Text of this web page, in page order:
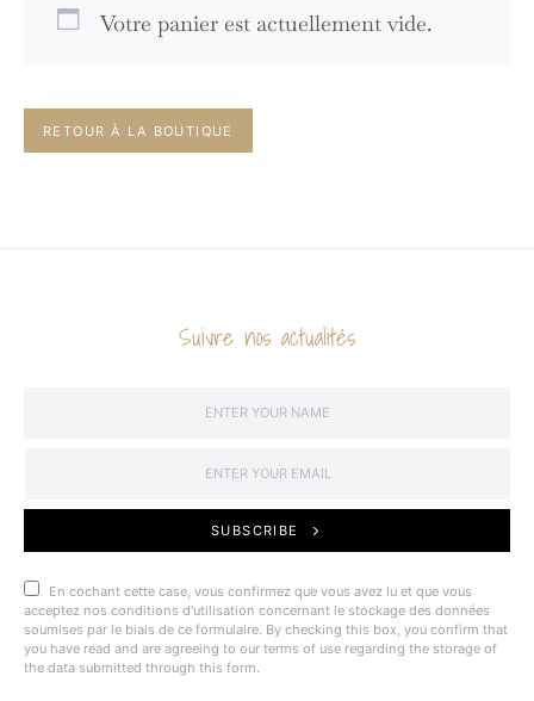
Votre panier est actuellement vide.
RETOUR À LA BOUTIQUE
Suivre nos actualités
SUBSCRIBE
En cochant cette case, vous confirmez que vous avez lu et que vous
acceptez nos conditions d'utilisation concernant le stockage des données
soumises par le biais de ce formulaire. By checking this box, you confirm that
you have read and are agreeing to our terms of use regarding the storage of
the data submitted through this form.